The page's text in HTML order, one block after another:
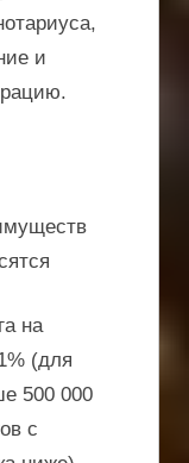
и
на
(для
500 000
с